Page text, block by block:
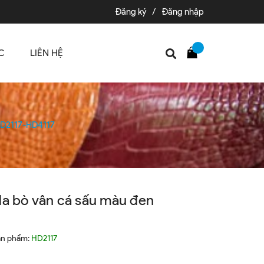
Đăng ký / Đăng nhập
LIÊN HỆ
HD4117
bò vân cá sấu màu đen
phẩm: HD2117